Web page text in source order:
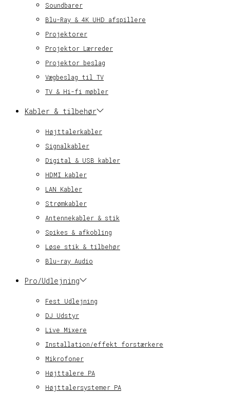
Soundbarer
Blu-Ray & 4K UHD afspillere
Projektorer
Projektor Lærreder
Projektor beslag
Vægbeslag til TV
TV & Hi-fi møbler
Kabler & tilbehør
Højttalerkabler
Signalkabler
Digital & USB kabler
HDMI kabler
LAN Kabler
Strømkabler
Antennekabler & stik
Spikes & afkobling
Løse stik & tilbehør
Blu-ray Audio
Pro/Udlejning
Fest Udlejning
DJ Udstyr
Live Mixere
Installation/effekt forstærkere
Mikrofoner
Højttalere PA
Højttalersystemer PA